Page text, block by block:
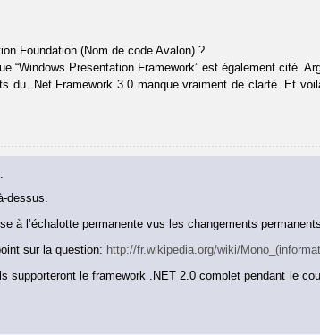
Foundation (Nom de code Avalon) ?
“Windows Presentation Framework” est également cité.
du .Net Framework 3.0 manque vraiment de clarté. Et
:
dessus.
à l’échalotte permanente vus les changements
sur la question: http://fr.wikipedia.org/wiki/
supporteront le framework .NET 2.0 complet pendant le